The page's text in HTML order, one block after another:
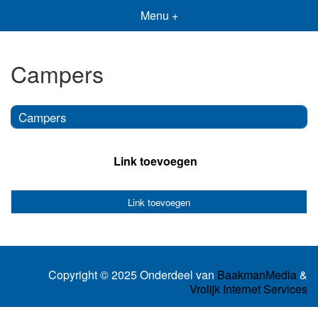
Menu +
Campers
Campers
Link toevoegen
Link toevoegen
Copyright © 2025 Onderdeel van BaakmanMedia&
Vrolijk Internet Services